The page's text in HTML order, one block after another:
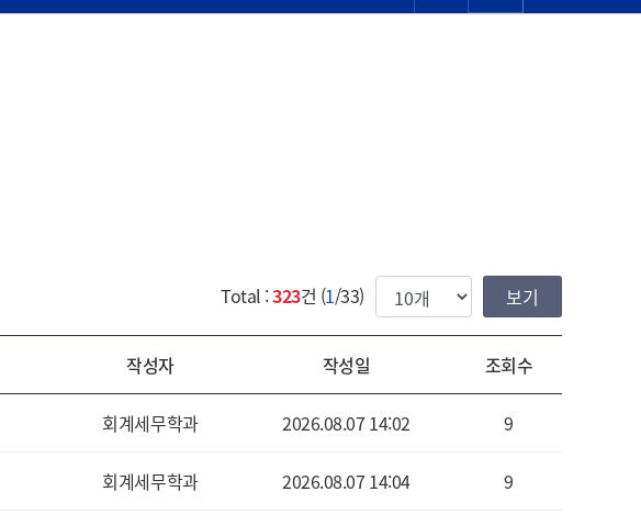
Total :323건 (1/33) 한번에 보여질 게시물 갯수
작성자 작성일 조회수
회계세무학과 2026.08.07 14:02 9
회계세무학과 2026.08.07 14:04 9